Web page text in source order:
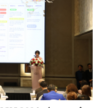
trí
Nghệ sĩ